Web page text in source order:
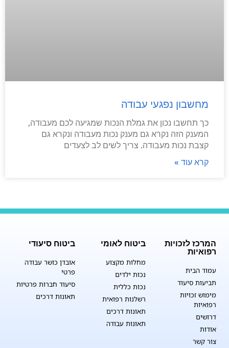
מחשבון נפגעי עבודה
כך תחשבו נכון את גמלת הנכות שמגיעה לכם מעבודה,
המענק הזה נקרא גם מענק נכות מעבודה ונקרא גם
קצבת נכות מעבודה. צריך לשים לב לצעדים
קרא עוד »
המרכז לזכויות
רפואיות
עמוד הבית
תביעות סיעוד
מימוש זכויות
רפואיות
דרושים
אודות
צור קשר
ביטוח לאומי
מחלות מקצוע
נכות ילדים
נכות כללית
רשלנות רפואית
תאונות דרכים
תאונות עבודה
ביטוח סיעודי
אובדן כושר עבודה
פרטי
סיעוד חברות פרטיות
תאונות דרכים